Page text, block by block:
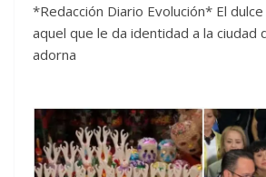
*Redacción Diario Evolución* El
aquel que le da identidad a la ciudad
adorna